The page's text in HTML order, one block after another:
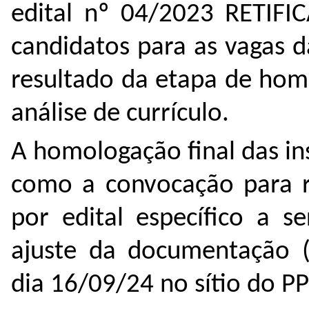
edital nº 04/2023
candidatos para as
resultado da etapa de
análise de currículo.
A homologação final das
como a convocação para
por edital específico a
ajuste da
dia 16/09/24 no sítio do